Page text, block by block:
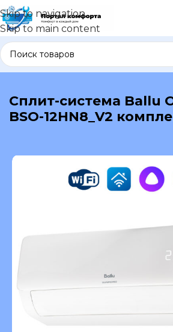
Skip to navigation
Skip to main content
В каталог
Сплит-система Ballu
BSO-12HN8_V2